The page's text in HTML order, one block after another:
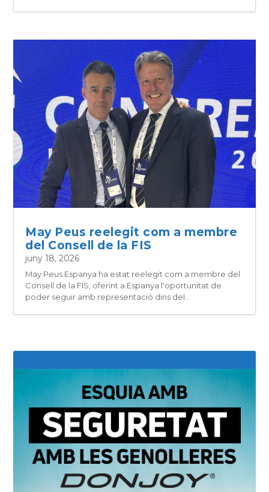
May Peus reelegit com a membre
del Consell de la FIS
juny 18, 2026
May Peus Espanya ha estat reelegit com a membre del
Consell de la FIS, oferint a Espanya l'oportunitat de
poder seguir amb representació dins del...